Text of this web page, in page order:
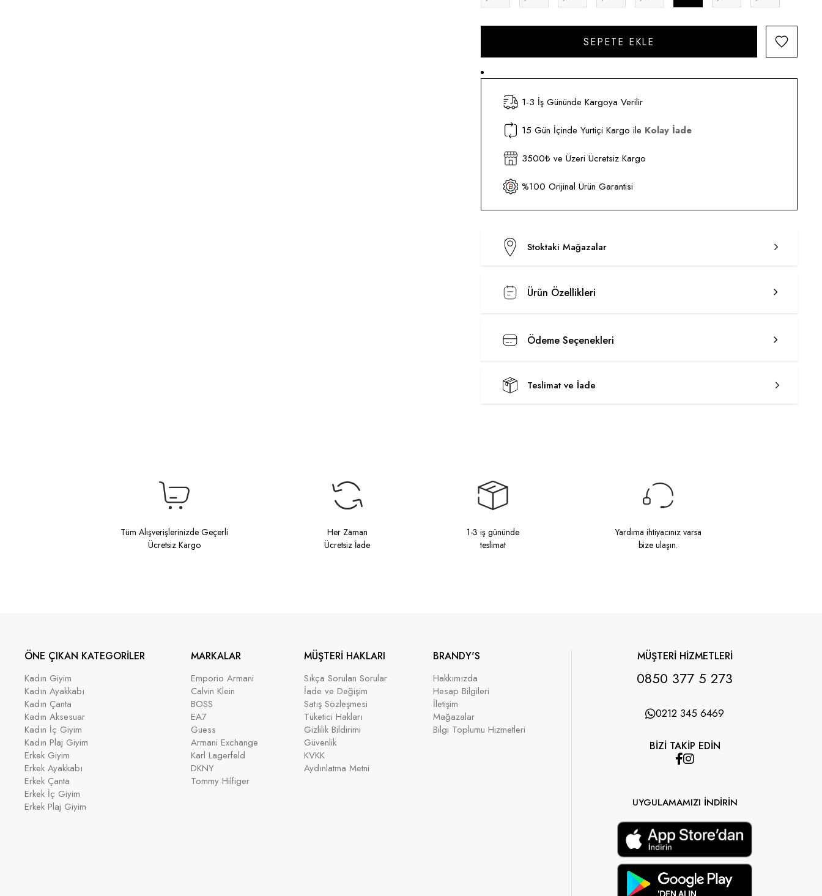
1-3 İş Gününde Kargoya Verilir
15 Gün İçinde Yurtiçi Kargo ile Kolay İade
3500₺ ve Üzeri Ücretsiz Kargo
%100 Orijinal Ürün Garantisi
Stoktaki Mağazalar
Ürün Özellikleri
Ödeme Seçenekleri
Teslimat ve İade
Tüm Alışverişlerinizde Geçerli
Ücretsiz Kargo
Her Zaman
Ücretsiz İade
1-3 iş gününde
teslimat
Yardıma ihtiyacınız varsa
bize ulaşın.
ÖNE ÇIKAN KATEGORİLER
Kadın Giyim
Kadın Ayakkabı
Kadın Çanta
Kadın Aksesuar
Kadın İç Giyim
Kadın Plaj Giyim
Erkek Giyim
Erkek Ayakkabı
Erkek Çanta
Erkek İç Giyim
Erkek Plaj Giyim
MARKALAR
Emporio Armani
Calvin Klein
BOSS
EA7
Guess
Armani Exchange
Karl Lagerfeld
DKNY
Tommy Hilfiger
MÜŞTERİ HAKLARI
Sıkça Sorulan Sorular
İade ve Değişim
Satış Sözleşmesi
Tüketici Hakları
Gizlilik Bildirimi
Güvenlik
KVKK
Aydınlatma Metni
BRANDY'S
Hakkımızda
Hesap Bilgileri
İletişim
Mağazalar
Bilgi Toplumu Hizmetleri
MÜŞTERİ HİZMETLERİ
0850 377 5 273
0212 345 6469
BİZİ TAKİP EDİN
UYGULAMAMIZI İNDİRİN